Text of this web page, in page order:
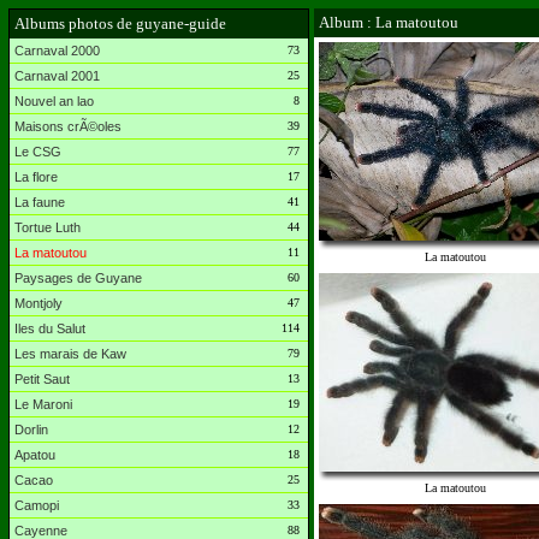
Albums photos de guyane-guide
Carnaval 2000 73
Carnaval 2001 25
Nouvel an lao 8
Maisons crÃ©oles 39
Le CSG 77
La flore 17
La faune 41
Tortue Luth 44
La matoutou 11
Paysages de Guyane 60
Montjoly 47
Iles du Salut 114
Les marais de Kaw 79
Petit Saut 13
Le Maroni 19
Dorlin 12
Apatou 18
Cacao 25
Camopi 33
Cayenne 88
Album : La matoutou
La matoutou
La matoutou